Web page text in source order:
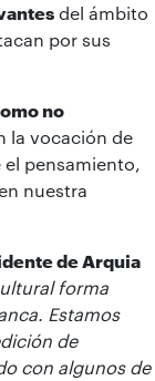
del ámbito
por sus
no
la vocación de
el pensamiento,
nuestra
de Arquia
forma
Estamos
de
con algunos de